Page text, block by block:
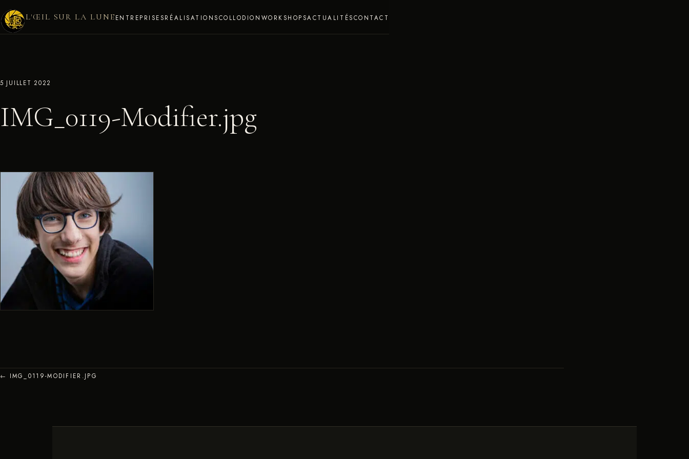
L'ŒIL SUR LA LUNEENTREPRISESRÉALISATIONSCOLLODION WORKSHOPSACTUALITÉSCONTACT
5 JUILLET 2022
IMG_0119-Modifier.jpg
← IMG_0119-MODIFIER.JPG